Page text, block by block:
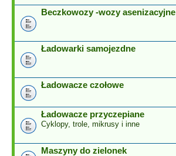
Beczkowozy -wozy asenizacyjne
Ładowarki samojezdne
Ładowacze czołowe
Ładowacze przyczepiane
Cyklopy, trole, mikrusy i inne
Maszyny do zielonek